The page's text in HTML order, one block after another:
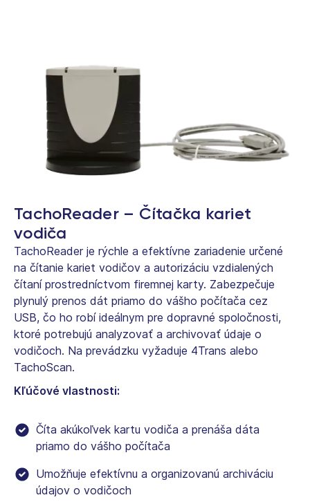
TachoReader – Čítačka kariet
vodiča
TachoReader je rýchle a efektívne zariadenie určené
na čítanie kariet vodičov a autorizáciu vzdialených
čítaní prostredníctvom firemnej karty. Zabezpečuje
plynulý prenos dát priamo do vášho počítača cez
USB, čo ho robí ideálnym pre dopravné spoločnosti,
ktoré potrebujú analyzovať a archivovať údaje o
vodičoch. Na prevádzku vyžaduje 4Trans alebo
TachoScan.
Kľúčové vlastnosti:
Číta akúkoľvek kartu vodiča a prenáša dáta
priamo do vášho počítača
Umožňuje efektívnu a organizovanú archiváciu
údajov o vodičoch